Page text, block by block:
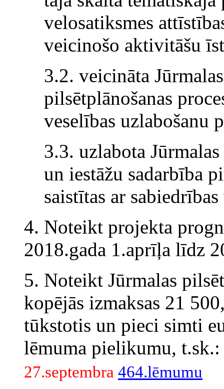
velosatiksmes
veicinošo aktivitāšu
3.2. veicināta
pilsētplānošanas
veselības uzlabošanu
3.3. uzlabota
un iestāžu sadarbība
saistītas ar
4. Noteikt projekta
2018.gada 1.aprīļa līdz
5. Noteikt Jūrmalas
kopējās izmaksas 21
tūkstotis un pieci simti
lēmuma pielikumu, t.sk.:
27.septembra 464.lēmumu